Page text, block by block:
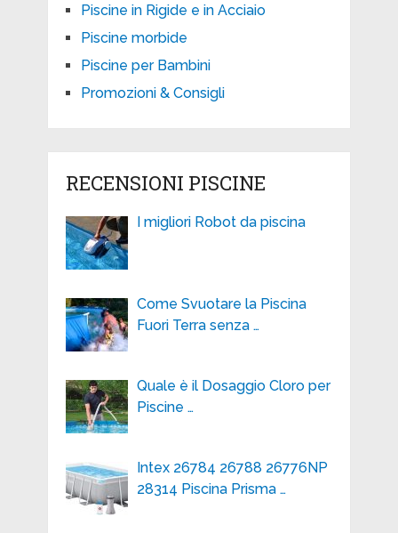
Piscine in Rigide e in Acciaio
Piscine morbide
Piscine per Bambini
Promozioni & Consigli
RECENSIONI PISCINE
I migliori Robot da piscina
Come Svuotare la Piscina
Fuori Terra senza …
Quale è il Dosaggio Cloro per
Piscine …
Intex 26784 26788 26776NP
28314 Piscina Prisma …